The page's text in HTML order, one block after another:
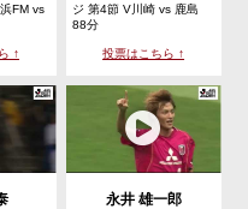
FM vs
↑
ジ 第4節 V川崎 vs 鹿島
88分
投票はこちら ↑
永井 雄一郎